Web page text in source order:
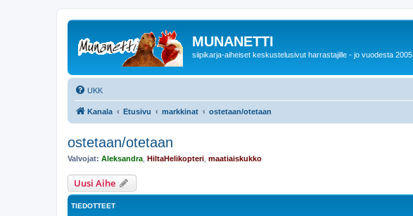
MUNANETTI
siipikarja-aiheiset keskustelusivut harrastajille - jo vuodesta 2005
UKK
Kanala Etusivu markkinat ostetaan/otetaan
ostetaan/otetaan
Valvojat: Aleksandra HiltaHelikopteri maatiaiskukko
Uusi Aihe
TIEDOTTEET